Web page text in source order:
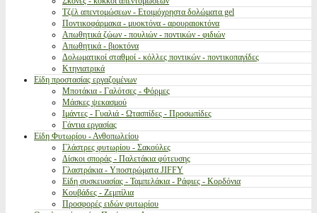
Τζέλ απεντομώσεων - Ετοιμόχρηστα δολώματα gel
Ποντικοφάρμακα - μυοκτόνα - αρουραιοκτόνα
Απωθητικά ζώων - πουλιών - ποντικών - φιδιών
Απωθητικά - βιοκτόνα
Δολωματικοί σταθμοί - κόλλες ποντικών - ποντικοπαγίδες
Κτηνιατρικά
Είδη προστασίας εργαζομένων
Μποτάκια - Γαλότσες - Φόρμες
Μάσκες ψεκασμού
Ιμάντες - Γυαλιά - Ωτασπίδες - Προσωπίδες
Γάντια εργασίας
Είδη Φυτωρίου - Ανθοπωλείου
Γλάστρες φυτωρίου - Σακούλες
Δίσκοι σποράς - Παλετάκια φύτευσης
Γλαστράκια - Υποστρώματα JIFFY
Είδη συσκευασίας - Ταμπελάκια - Ράφιες - Κορδόνια
Κουβάδες - Ζεμπίλια
Προσφορές ειδών φυτωρίου